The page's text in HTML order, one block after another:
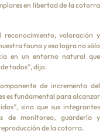
en libertad de la cotorra
valoración y
fauna y eso logra no sólo
en un entorno natural que
todos”, dijo.
de incremento del
es fundamental para alcanzar
sino que sus integrantes
de monitoreo, guardería y
de la cotorra.